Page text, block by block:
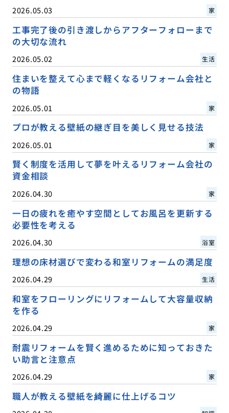
2026.05.03 家
工事完了後の引き渡しからアフターフォローまで
の大切な流れ
2026.05.02 生活
住まいを整えて心まで軽くなるリフォーム会社と
の物語
2026.05.01 家
プロが教える壁紙の継ぎ目を美しく見せる技法
2026.05.01 家
賢く制度を活用して夢を叶えるリフォーム会社の
資金相談
2026.04.30 家
一日の疲れを癒やす空間としてお風呂を更新する
必要性を考える
2026.04.30 浴室
理想の床材選びで変わる和室リフォームの満足度
2026.04.29 生活
和室をフローリングにリフォームして大容量収納
を作る
2026.04.29 家
耐震リフォームを賢く進めるために知っておきた
い助言と注意点
2026.04.29 家
職人が教える壁紙を綺麗に仕上げるコツ